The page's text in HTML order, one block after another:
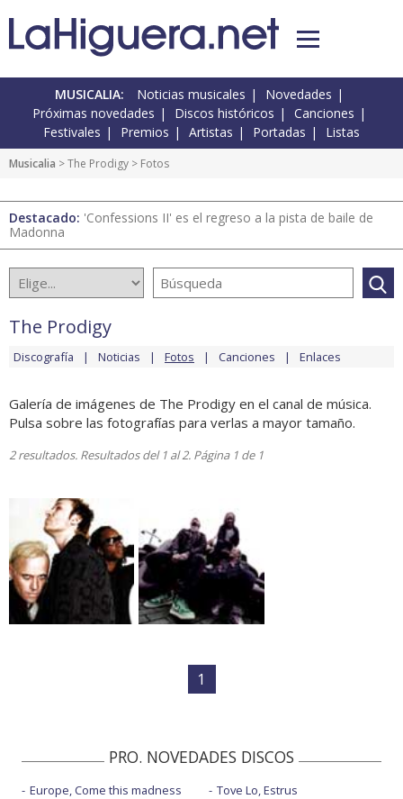
MUSICALIA: Noticias musicales
Novedades
Próximas novedades
Discos históricos
Canciones
Festivales
Premios Artistas Portadas Listas
Musicalia >The Prodigy > Fotos
Destacado: 'Confessions II' es el regreso a la pista de baile de
Madonna
The Prodigy
Discografía Noticias Fotos Canciones Enlaces
Galería de imágenes de The Prodigy en el canal de música.
Pulsa sobre las fotografías para verlas a mayor tamaño.
2 resultados. Resultados del 1 al 2. Página 1 de 1
1
PRO. NOVEDADES DISCOS
Europe, Come this madness
Tove Lo, Estrus